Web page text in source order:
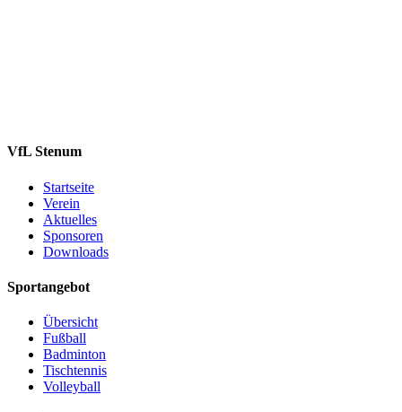
VfL Stenum
Startseite
Verein
Aktuelles
Sponsoren
Downloads
Sportangebot
Übersicht
Fußball
Badminton
Tischtennis
Volleyball